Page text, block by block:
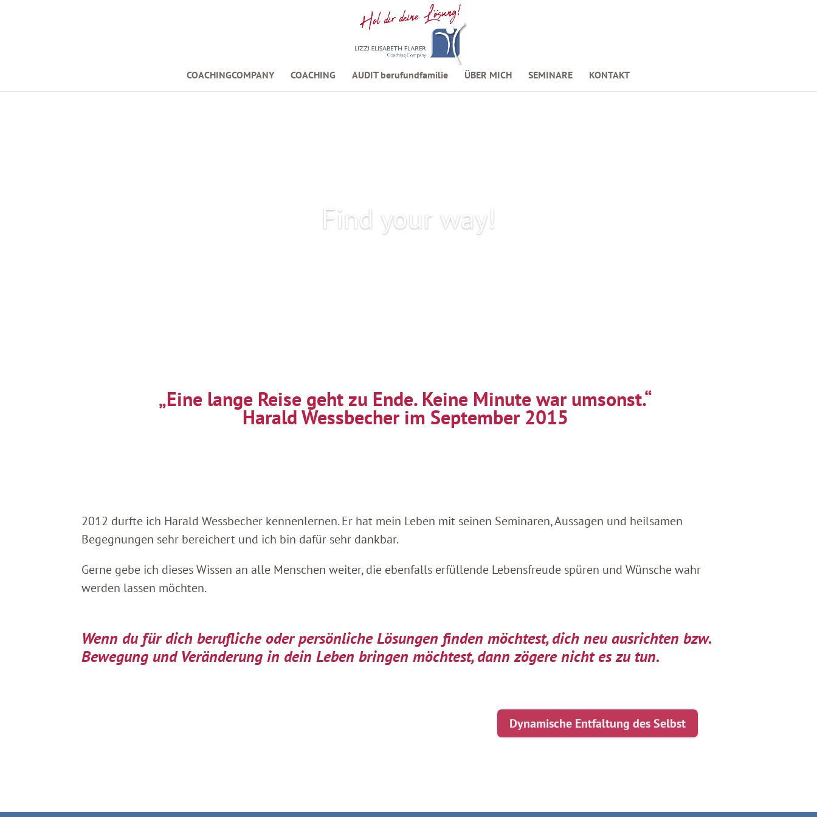
COACHINGCOMPANY COACHING AUDIT berufundfamilie ÜBER MICH SEMINARE KONTAKT
Find your way!
„Eine lange Reise geht zu Ende. Keine Minute war umsonst.“
Harald Wessbecher im September 2015
2012 durfte ich Harald Wessbecher kennenlernen. Er hat mein Leben mit seinen Seminaren, Aussagen und heilsamen
Begegnungen sehr bereichert und ich bin dafür sehr dankbar.
Gerne gebe ich dieses Wissen an alle Menschen weiter, die ebenfalls erfüllende Lebensfreude spüren und Wünsche wahr
werden lassen möchten.
Wenn du für dich berufliche oder persönliche Lösungen finden möchtest, dich neu ausrichten bzw.
Bewegung und Veränderung in dein Leben bringen möchtest, dann zögere nicht es zu tun.
Dynamische Entfaltung des Selbst